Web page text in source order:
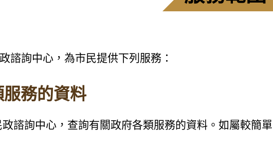
諮詢中心，為市民提供下列服務：
務的資料
諮詢中心，查詢有關政府各類服務的資料。如屬較簡